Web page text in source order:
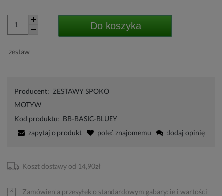
zestaw
Do koszyka
Producent: ZESTAWY SPOKO
MOTYW
Kod produktu: BB-BASIC-BLUEY
zapytaj o produkt
poleć znajomemu dodaj opinię
Koszt dostawy od 14,90zł
Zamówienia przesyłek o standardowym gabarycie i wartości